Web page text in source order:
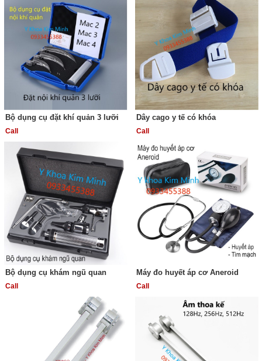
Bộ dụng cụ đặt khí quản 3 lưỡi
Call
Dây cago y tế có khóa
Call
Bộ dụng cụ khám ngũ quan
Call
Máy đo huyết áp cơ Aneroid
Call